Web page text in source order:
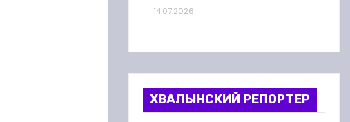
14.07.2026
ХВАЛЫНСКИЙ РЕПОРТЕР